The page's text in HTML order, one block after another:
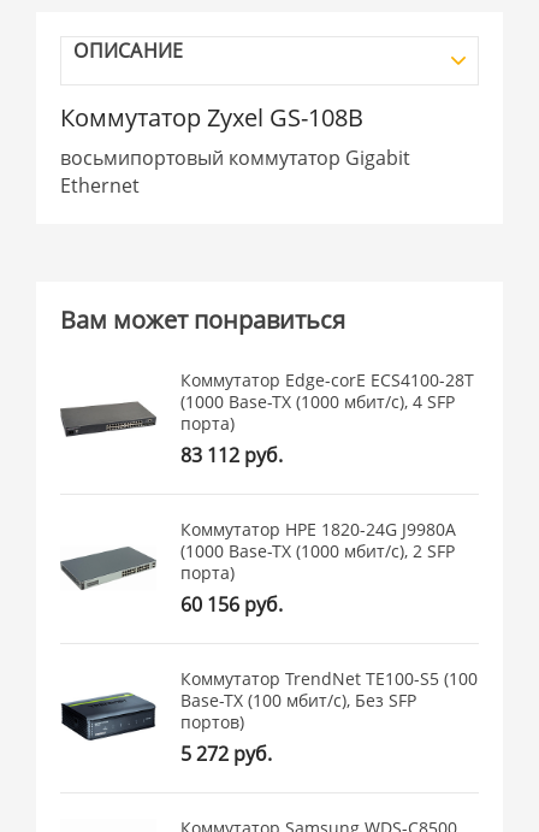
ОПИСАНИЕ
Коммутатор Zyxel GS-108B
восьмипортовый коммутатор Gigabit
Ethernet
Вам может понравиться
Коммутатор Edge-corE ECS4100-28T
(1000 Base-TX (1000 мбит/с), 4 SFP
порта)
83 112 руб.
Коммутатор HPE 1820-24G J9980A
(1000 Base-TX (1000 мбит/с), 2 SFP
порта)
60 156 руб.
Коммутатор TrendNet TE100-S5 (100
Base-TX (100 мбит/с), Без SFP
портов)
5 272 руб.
Коммутатор Samsung WDS-C8500